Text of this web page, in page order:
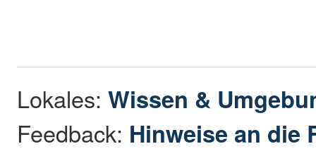
Lokales:Wissen &
Feedback: Hinweise an die